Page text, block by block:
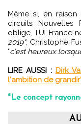
Même si, en
circuits Nouvelles
oblige, TUI France
2019", Christophe
"c'est heureux
LIRE AUSSI : Dirk
l'ambition de
"Le concept